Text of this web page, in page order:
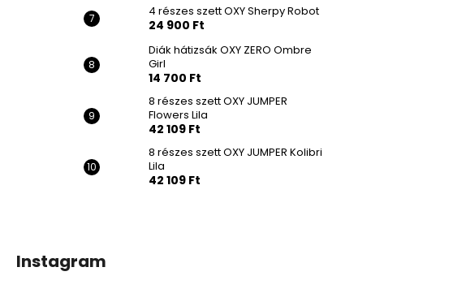
4 részes szett OXY Sherpy Robot
24 900 Ft
Diák hátizsák OXY ZERO Ombre
Girl
14 700 Ft
8 részes szett OXY JUMPER
Flowers Lila
42 109 Ft
8 részes szett OXY JUMPER Kolibri
Lila
42 109 Ft
Instagram